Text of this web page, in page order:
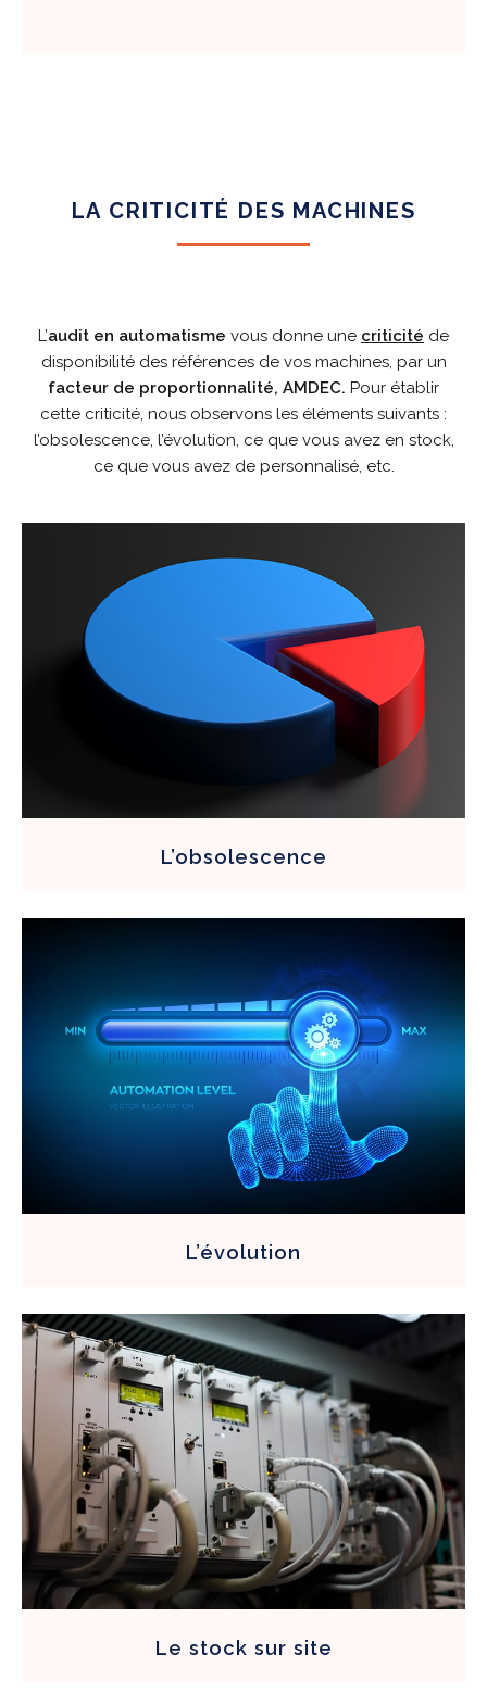
LA CRITICITÉ DES MACHINES
L’audit en automatisme vous donne une criticité de
disponibilité des références de vos machines, par un
facteur de proportionnalité, AMDEC. Pour établir
cette criticité, nous observons les éléments suivants :
l’obsolescence, l’évolution, ce que vous avez en stock,
ce que vous avez de personnalisé, etc.
L’obsolescence
L’évolution
Le stock sur site